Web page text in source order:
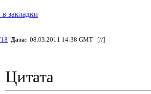
закладки
Дата: 08.03.2011 14:38 GMT [//]
Цитата